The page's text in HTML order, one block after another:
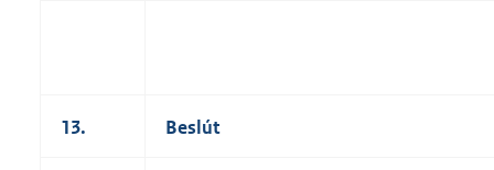
13. Beslút